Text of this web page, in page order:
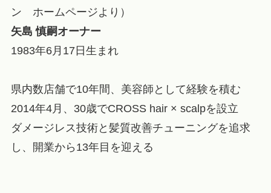
ン ホームページより）
矢島 慎嗣オーナー
1983年6月17日生まれ
県内数店舗で10年間、美容師として経験を積む
2014年4月、30歳でCROSS hair × scalpを設立
ダメージレス技術と髪質改善チューニングを追求
し、開業から13年目を迎える